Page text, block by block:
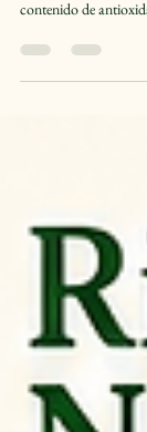
Flores seleccionadas
contenido de